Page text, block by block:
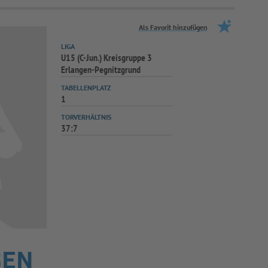
Als Favorit hinzufügen
LIGA
U15 (C-Jun.) Kreisgruppe 3
Erlangen-Pegnitzgrund
TABELLENPLATZ
1
TORVERHÄLTNIS
37:7